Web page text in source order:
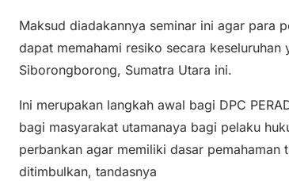
Maksud diadakannya seminar ini agar para
dapat memahami resiko secara
Siborongborong, Sumatra Utara ini.
Ini merupakan langkah awal bagi DPC
bagi masyarakat utamanaya bagi pelaku
perbankan agar memiliki dasar
ditimbulkan, tandasnya